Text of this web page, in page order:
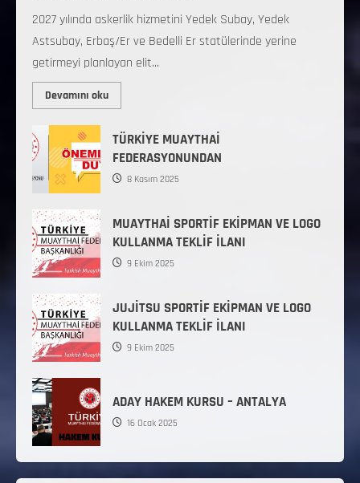
2027 yılında askerlik hizmetini Yedek Subay, Yedek
Astsubay, Erbaş/Er ve Bedelli Er statülerinde yerine
getirmeyi planlayan elit...
Devamını oku
TÜRKİYE MUAYTHAİ
FEDERASYONUNDAN
8 Kasım 2025
MUAYTHAİ SPORTİF EKİPMAN VE LOGO
KULLANMA TEKLİF İLANI
9 Ekim 2025
JUJİTSU SPORTİF EKİPMAN VE LOGO
KULLANMA TEKLİF İLANI
9 Ekim 2025
ADAY HAKEM KURSU – ANTALYA
16 Ocak 2025